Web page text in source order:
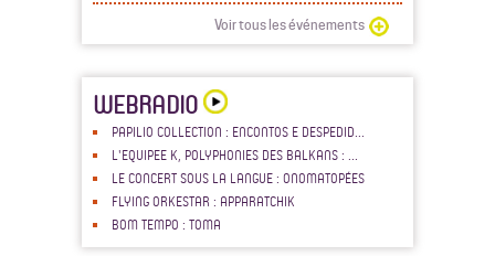
Voir tous les événements
WEBRADIO
PAPILIO COLLECTION : ENCONTOS E DESPEDID...
L'EQUIPEE K, POLYPHONIES DES BALKANS : ...
LE CONCERT SOUS LA LANGUE : ONOMATOPÉES
FLYING ORKESTAR : APPARATCHIK
BOM TEMPO : TOMA